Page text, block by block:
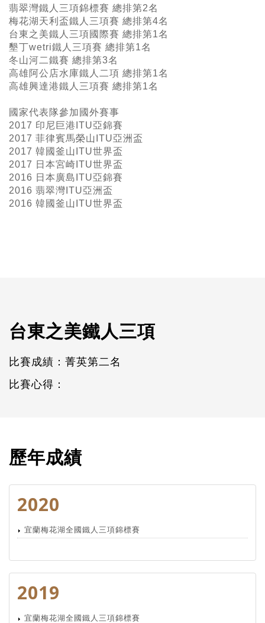
翡翠灣鐵人三項錦標賽 總排第2名
梅花湖天利盃鐵人三項賽 總排第4名
台東之美鐵人三項國際賽 總排第1名
墾丁wetri鐵人三項賽 總排第1名
冬山河二鐵賽 總排第3名
高雄阿公店水庫鐵人二項 總排第1名
高雄興達港鐵人三項賽 總排第1名
國家代表隊參加國外賽事
2017 印尼巨港ITU亞錦賽
2017 菲律賓馬榮山ITU亞洲盃
2017 韓國釜山ITU世界盃
2017 日本宮崎ITU世界盃
2016 日本廣島ITU亞錦賽
2016 翡翠灣ITU亞洲盃
2016 韓國釜山ITU世界盃
台東之美鐵人三項
比賽成績：菁英第二名
比賽心得：
歷年成績
2020
宜蘭梅花湖全國鐵人三項錦標賽
2019
宜蘭梅花湖全國鐵人三項錦標賽